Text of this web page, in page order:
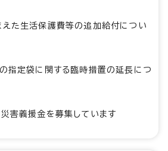
た生活保護費等の追加給付につい
指定袋に関する臨時措置の延長につ
害義援金を募集しています